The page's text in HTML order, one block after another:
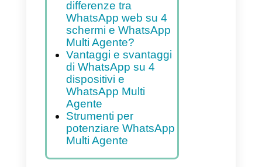
Indice
Quali sono le
differenze tra
WhatsApp web su 4
schermi e WhatsApp
Multi Agente?
Vantaggi e svantaggi
di WhatsApp su 4